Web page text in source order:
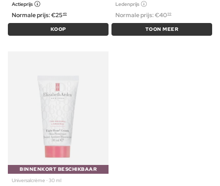
Actieprijs
Normale prijs:€2549
KOOP
Ledenprijs
Normale prijs:€4099
TOON MEER
BINNENKORT BESCHIKBAAR
Universalcrème ⋅ 30 ml